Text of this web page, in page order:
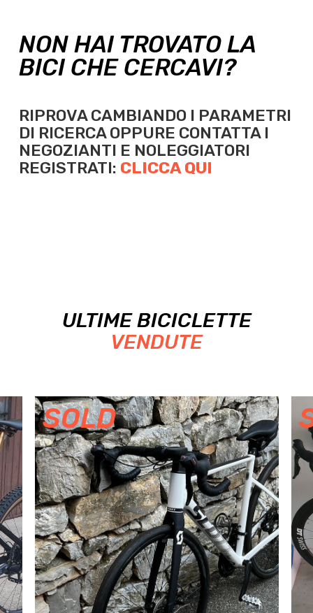
NON HAI TROVATO LA
BICI CHE CERCAVI?
RIPROVA CAMBIANDO I PARAMETRI
DI RICERCA OPPURE CONTATTA I
NEGOZIANTI E NOLEGGIATORI
REGISTRATI: CLICCA QUI
ULTIME BICICLETTE
VENDUTE
SOLD